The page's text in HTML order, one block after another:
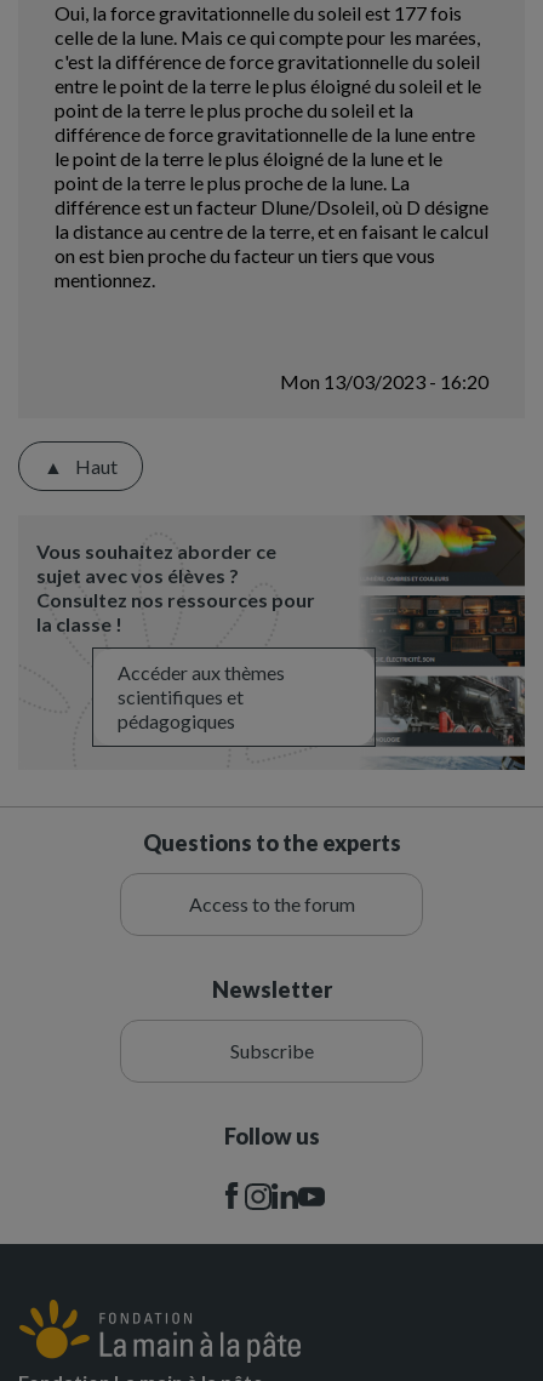
Oui, la force gravitationnelle du soleil est 177 fois
celle de la lune. Mais ce qui compte pour les marées,
c'est la différence de force gravitationnelle du soleil
entre le point de la terre le plus éloigné du soleil et le
point de la terre le plus proche du soleil et la
différence de force gravitationnelle de la lune entre
le point de la terre le plus éloigné de la lune et le
point de la terre le plus proche de la lune. La
différence est un facteur Dlune/Dsoleil, où D désigne
la distance au centre de la terre, et en faisant le calcul
on est bien proche du facteur un tiers que vous
mentionnez.
Mon 13/03/2023 - 16:20
Haut
Vous souhaitez aborder ce
sujet avec vos élèves ?
Consultez nos ressources pour
la classe !
Accéder aux thèmes
scientifiques et
pédagogiques
Questions to the experts
Access to the forum
Newsletter
Subscribe
Follow us